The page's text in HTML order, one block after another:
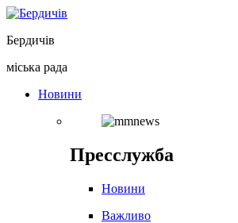
Перейти
вмісту
Бердичів
міська рада
Новини
Пресслужба
Новини
Важливо